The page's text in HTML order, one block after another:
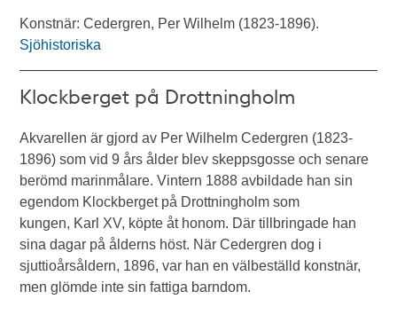
Konstnär: Cedergren, Per Wilhelm (1823-1896).
Sjöhistoriska
Klockberget på Drottningholm
Akvarellen är gjord av Per Wilhelm Cedergren (1823-
1896) som vid 9 års ålder blev skeppsgosse och senare
berömd marinmålare. Vintern 1888 avbildade han sin
egendom Klockberget på Drottningholm som
kungen, Karl XV, köpte åt honom. Där tillbringade han
sina dagar på ålderns höst. När Cedergren dog i
sjuttioårsåldern, 1896, var han en välbeställd konstnär,
men glömde inte sin fattiga barndom.